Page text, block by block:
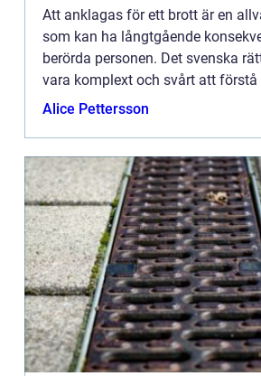
Att anklagas för ett brott är en
som kan ha långtgående
berörda personen. Det svenska
vara komplext och svårt att förstå
Alice Pettersson